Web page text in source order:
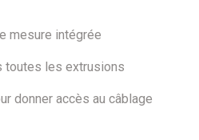
mesure intégrée
toutes les extrusions
donner accès au câblage